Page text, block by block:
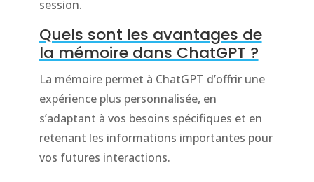
session.
Quels sont les avantages de
la mémoire dans ChatGPT ?
La mémoire permet à ChatGPT d’offrir une
expérience plus personnalisée, en
s’adaptant à vos besoins spécifiques et en
retenant les informations importantes pour
vos futures interactions.